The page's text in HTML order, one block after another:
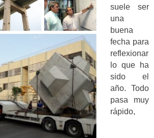
suele ser
una
buena
fecha para
reflexionar
lo que ha
sido el
año. Todo
pasa muy
rápido,